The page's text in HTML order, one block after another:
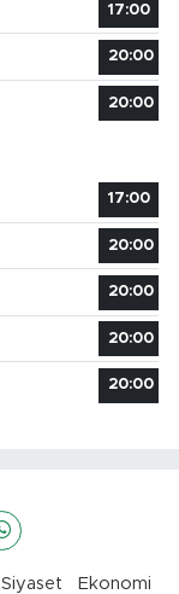
17:00
20:00
20:00
17:00
20:00
20:00
20:00
20:00
Siyaset
Ekonomi